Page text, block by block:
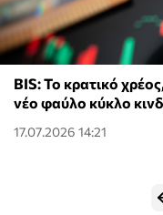
BIS: Το κρατικό
νέο φαύλο κύκλο
17.07.2026 14:21